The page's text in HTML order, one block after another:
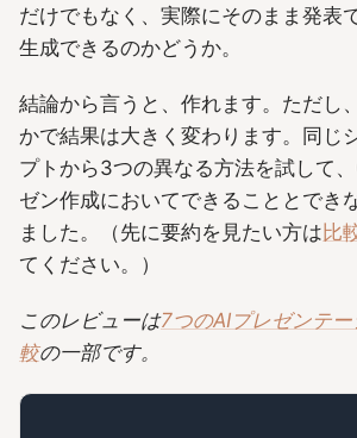
だけでもなく、実際にそのまま発表
生成できるのかどうか。
結論から言うと、作れます。ただし
かで結果は大きく変わります。同じ
プトから3つの異なる方法を試して
ゼン作成においてできることとでき
ました。（先に要約を見たい方は 比
てください。）
このレビューは7つのAIプレゼンテ
較の一部です。